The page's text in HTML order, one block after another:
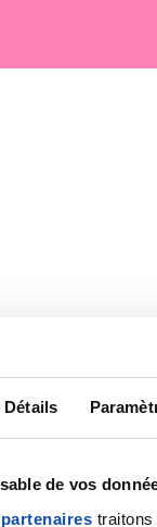
Détails
de vos
traitons